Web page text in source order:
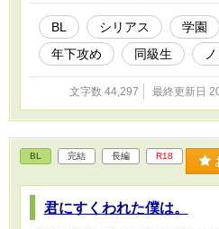
余って病弱な体
美青年に囲われ、
ブ に置いてもら
出会い、いろい
紙：葉月めいこ様
BL シリアス 学園
年下攻め
同級生
文字数 44,297 最終更新日
BL 完結 長編 R18
君にすくわれた僕は。